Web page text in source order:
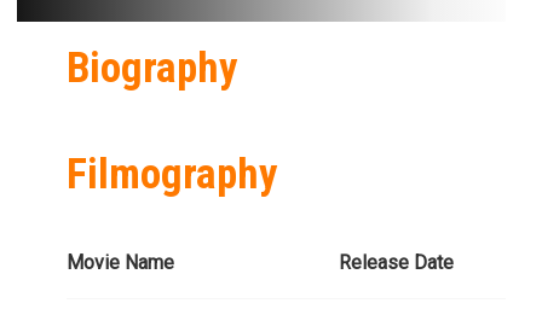
Biography
Filmography
Movie Name Release Date